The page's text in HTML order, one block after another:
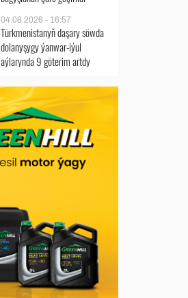
04.08.2026 - 16:57
Türkmenistanyň daşary söwda
dolanyşygy ýanwar-iýul
aýlarynda 9 göterim artdy